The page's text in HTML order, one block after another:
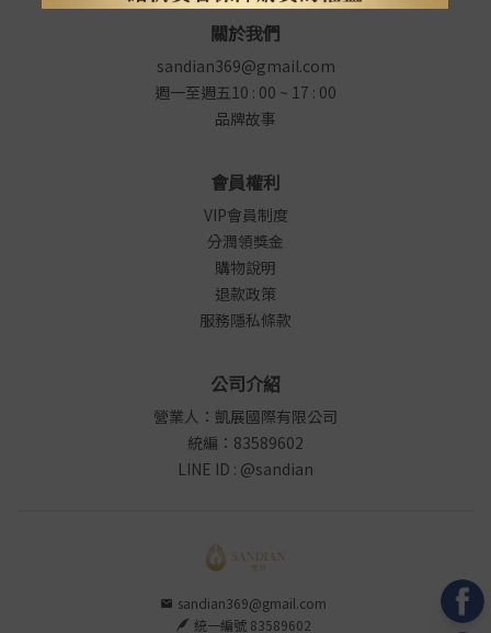
關於我們
sandian369@gmail.com
週一至週五10 : 00 ~ 17 : 00
品牌故事
會員權利
VIP會員制度
分潤領獎金
購物說明
退款政策
服務隱私條款
公司介紹
營業人：凱展國際有限公司
統編：83589602
LINE ID : @sandian
sandian369@gmail.com
統一編號 83589602